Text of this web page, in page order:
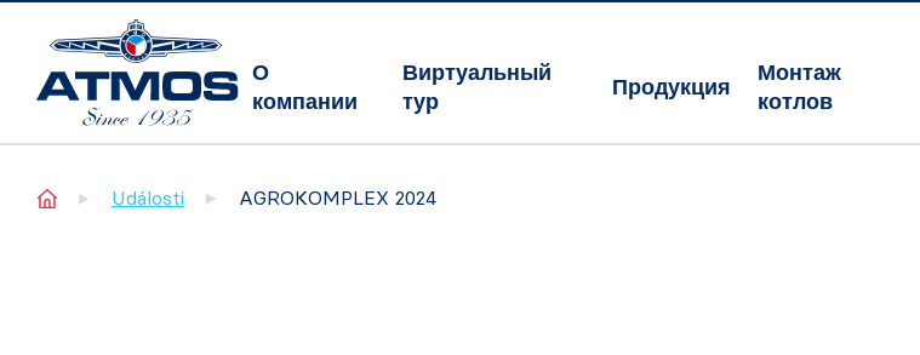
О
компании
Виртуальный
тур
Продукция
Монтаж
котлов
Home Události AGROKOMPLEX 2024